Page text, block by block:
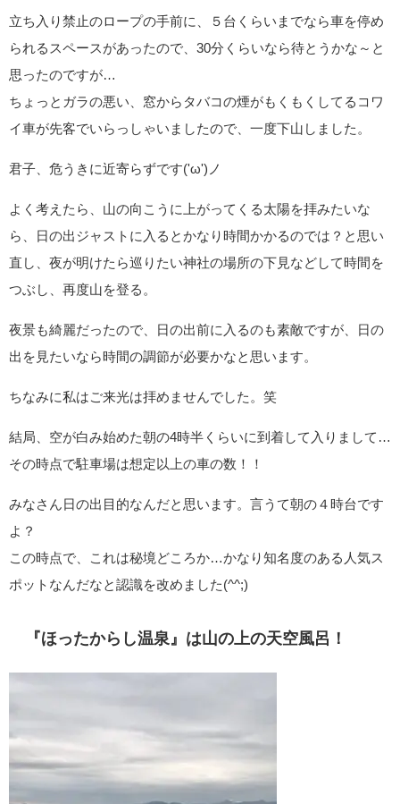
立ち入り禁止のロープの手前に、５台くらいまでなら車を停め
られるスペースがあったので、30分くらいなら待とうかな～と
思ったのですが…
ちょっとガラの悪い、窓からタバコの煙がもくもくしてるコワ
イ車が先客でいらっしゃいましたので、一度下山しました。
君子、危うきに近寄らずです('ω')ノ
よく考えたら、山の向こうに上がってくる太陽を拝みたいな
ら、日の出ジャストに入るとかなり時間かかるのでは？と思い
直し、夜が明けたら巡りたい神社の場所の下見などして時間を
つぶし、再度山を登る。
夜景も綺麗だったので、日の出前に入るのも素敵ですが、日の
出を見たいなら時間の調節が必要かなと思います。
ちなみに私はご来光は拝めませんでした。笑
結局、空が白み始めた朝の4時半くらいに到着して入りまして…
その時点で駐車場は想定以上の車の数！！
みなさん日の出目的なんだと思います。言うて朝の４時台です
よ？
この時点で、これは秘境どころか…かなり知名度のある人気ス
ポットなんだなと認識を改めました(^^;)
『ほったからし温泉』は山の上の天空風呂！